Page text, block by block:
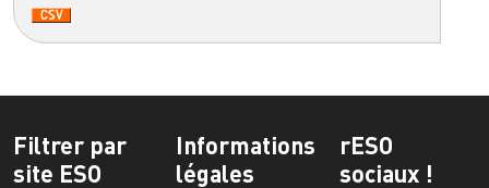
Filtrer par
site ESO
Informations
légales
rESO
sociaux !